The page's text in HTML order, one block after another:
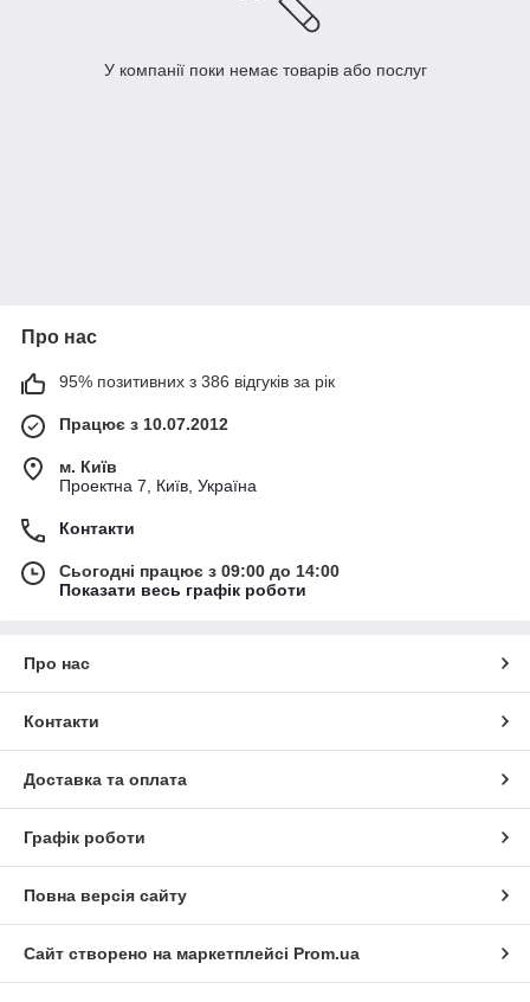
У компанії поки немає товарів або послуг
Про нас
95% позитивних з 386 відгуків за рік
Працює з 10.07.2012
м. Київ
Проектна 7, Київ, Україна
Контакти
Сьогодні працює з 09:00 до 14:00
Показати весь графік роботи
Про нас
Контакти
Доставка та оплата
Графік роботи
Повна версія сайту
Сайт створено на маркетплейсі Prom.ua